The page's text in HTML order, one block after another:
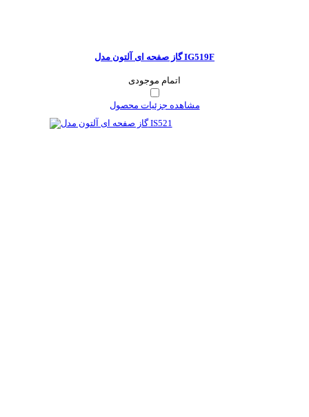
گاز صفحه ای آلتون مدل IG519F
اتمام موجودی
مشاهده جزئیات محصول